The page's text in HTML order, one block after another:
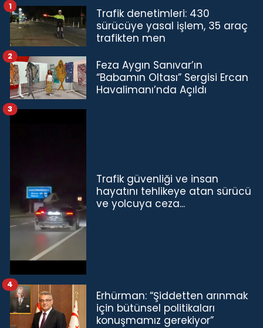
Trafik denetimleri: 430
sürücüye yasal işlem, 35 araç
trafikten men
1
Feza Aygın Sanıvar’ın
“Babamın Oltası” Sergisi Ercan
Havalimanı’nda Açıldı
2
Trafik güvenliği ve insan
hayatını tehlikeye atan sürücü
ve yolcuya ceza...
3
Erhürman: “Şiddetten arınmak
için bütünsel politikaları
konuşmamız gerekiyor”
4